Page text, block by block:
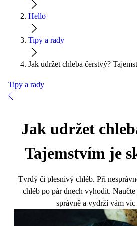
Hello
Tipy a rady
Jak udržet chleba čerstvý?
Tipy a rady
Jak udržet
Tajemstvím je
Tvrdý či plesnivý chléb. Při
chléb po pár dnech vyhodit.
správně a vydrží vám